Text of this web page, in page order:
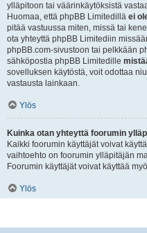
ylläpitoon tai väärinkäytöksistä
Huomaa, että phpBB Limitedillä ei
pitää vastuussa miten, missä tai
ota yhteyttä phpBB Limitediin
phpBB.com-sivustoon tai pelkkään
sähköpostia phpBB Limitedille
sovelluksen käytöstä, voit odottaa
vastausta lainkaan.
Ylös
Kuinka otan yhteyttä foorumin
Kaikki foorumin käyttäjät voivat
vaihtoehto on foorumin ylläpitäjän
Foorumin käyttäjät voivat käyttää
Ylös